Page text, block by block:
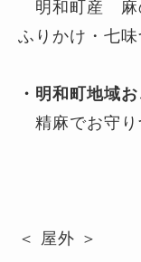
明和町産 麻
ふりかけ・七味
・明和町地域
精麻でお守り
＜ 屋外 ＞